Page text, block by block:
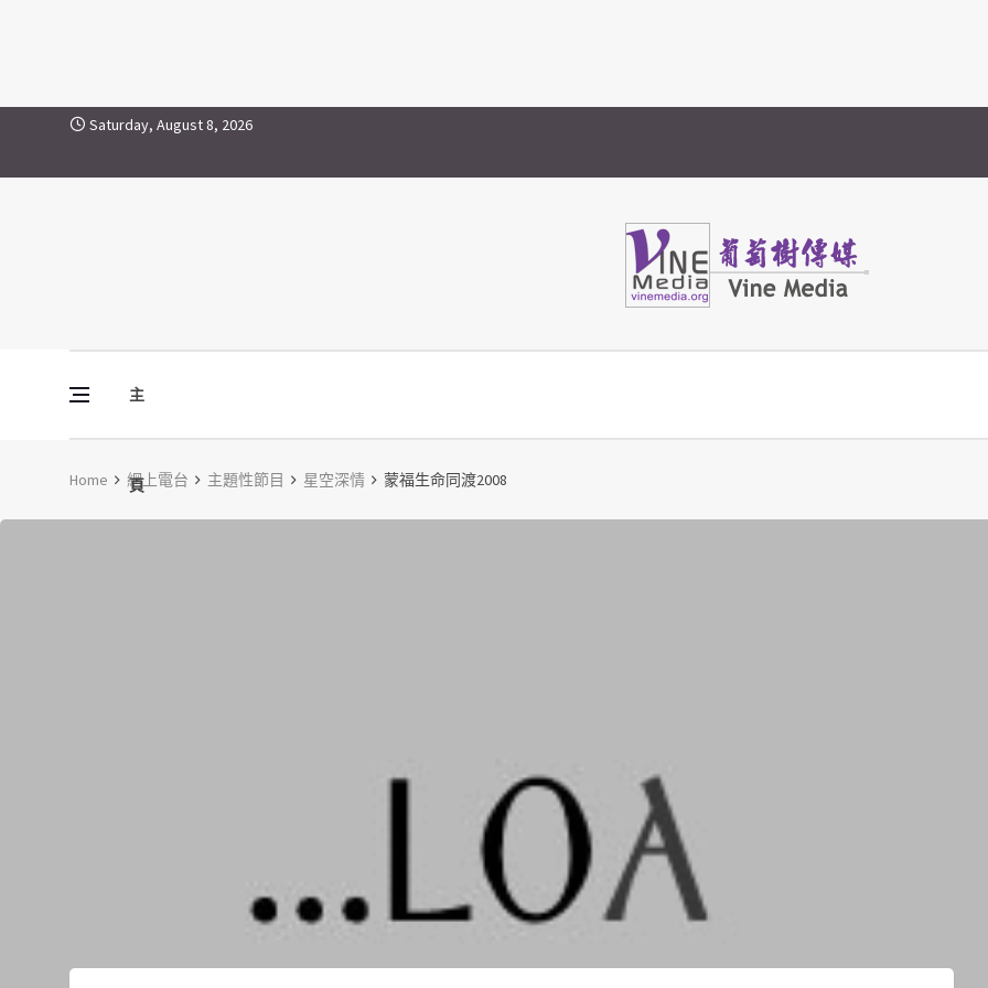
Skip to contentSaturday, August 8, 2026
主
頁
Vine Media
葡萄樹傳媒
Home 網上電台 主題性節目 星空深情 蒙福生命同渡2008